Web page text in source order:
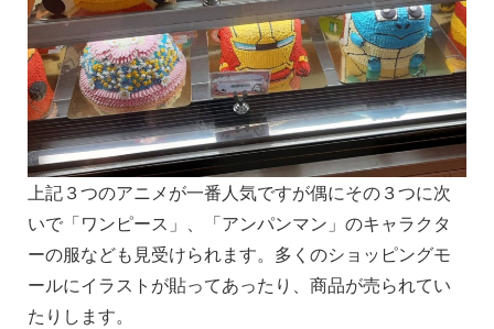
上記３つのアニメが一番人気ですが偶にその３つに次
いで「ワンピース」、「アンパンマン」のキャラクタ
ーの服なども見受けられます。多くのショッピングモ
ールにイラストが貼ってあったり、商品が売られてい
たりします。